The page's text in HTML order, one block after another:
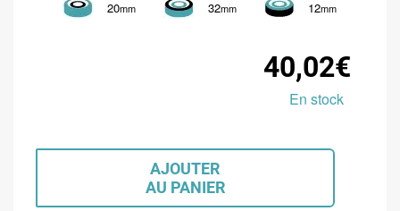
20mm 32mm 12mm
40,02€
En stock
AJOUTER
AU PANIER